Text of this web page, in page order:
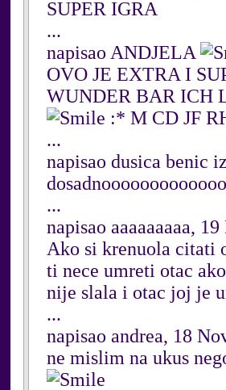
SUPER IGRA
...
napisao ANDJELA
OVO JE EXTRA I
WUNDER BAR ICH
:* M CD JF
...
napisao dusica benic
...
napisao aaaaaaaaa,
Ako si krenuola citati
ti nece umreti otac
nije slala i otac joj je
...
napisao andrea, 18
ne mislim na ukus